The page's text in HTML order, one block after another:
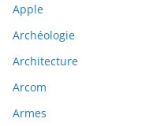
Apple
Archéologie
Architecture
Arcom
Armes